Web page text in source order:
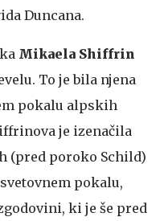
Duncana.
Mikaela Shiffrin
To je bila njena
pokalu alpskih
je izenačila
(pred poroko Schild)
pokalu,
ki je še pred